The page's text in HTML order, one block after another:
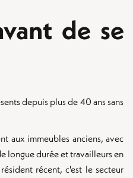
de se
depuis plus de 40 ans sans
aux immeubles anciens, avec
longue durée et travailleurs en
récent, c'est le secteur